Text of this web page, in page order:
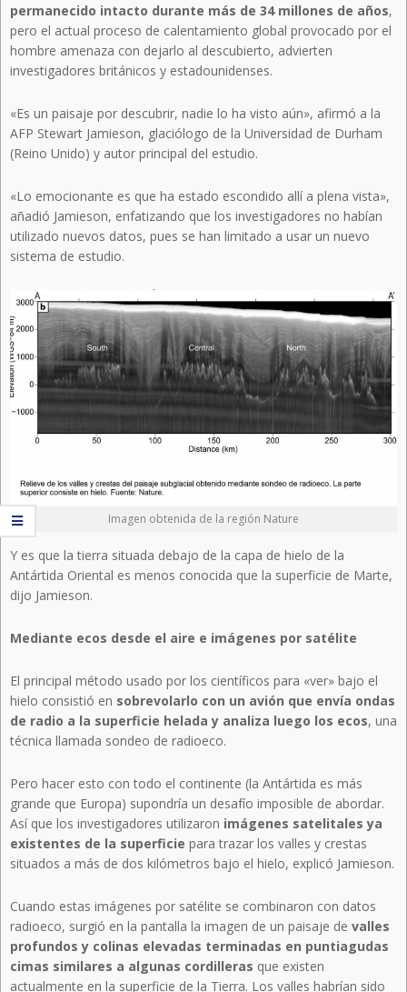
permanecido intacto durante más de 34 millones de años,
pero el actual proceso de calentamiento global provocado por el
hombre amenaza con dejarlo al descubierto, advierten
investigadores británicos y estadounidenses.
«Es un paisaje por descubrir, nadie lo ha visto aún», afirmó a la
AFP Stewart Jamieson, glaciólogo de la Universidad de Durham
(Reino Unido) y autor principal del estudio.
«Lo emocionante es que ha estado escondido allí a plena vista»,
añadió Jamieson, enfatizando que los investigadores no habían
utilizado nuevos datos, pues se han limitado a usar un nuevo
sistema de estudio.
Imagen obtenida de la región Nature
Y es que la tierra situada debajo de la capa de hielo de la
Antártida Oriental es menos conocida que la superficie de Marte,
dijo Jamieson.
Mediante ecos desde el aire e imágenes por satélite
El principal método usado por los científicos para «ver» bajo el
hielo consistió en sobrevolarlo con un avión que envía ondas
de radio a la superficie helada y analiza luego los ecos, una
técnica llamada sondeo de radioeco.
Pero hacer esto con todo el continente (la Antártida es más
grande que Europa) supondría un desafío imposible de abordar.
Así que los investigadores utilizaron imágenes satelitales ya
existentes de la superficie para trazar los valles y crestas
situados a más de dos kilómetros bajo el hielo, explicó Jamieson.
Cuando estas imágenes por satélite se combinaron con datos
radioeco, surgió en la pantalla la imagen de un paisaje de valles
profundos y colinas elevadas terminadas en puntiagudas
cimas similares a algunas cordilleras que existen
actualmente en la superficie de la Tierra. Los valles habrían sido